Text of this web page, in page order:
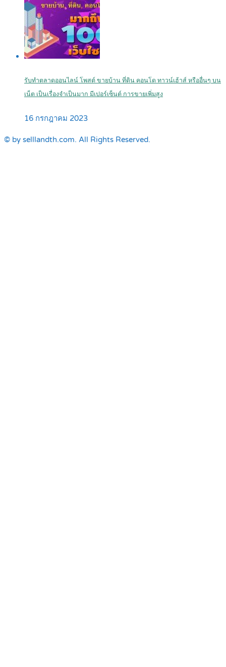
รับทำตลาดออนไลน์ โพสต์ ขายบ้าน ที่ดิน คอนโด ทาวน์เฮ้าส์ หรืออื่นๆ บน
เน็ต เป็นเรื่องจำเป็นมาก มีเปอร์เซ็นต์ การขายเพิ่มสูง
16 กรกฎาคม 2023
© by selllandth.com. All Rights Reserved.